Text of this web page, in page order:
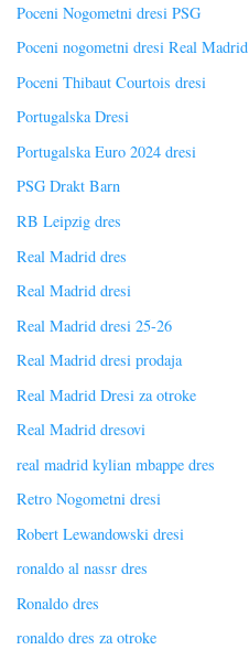
Poceni Nogometni dresi PSG
Poceni nogometni dresi Real Madrid
Poceni Thibaut Courtois dresi
Portugalska Dresi
Portugalska Euro 2024 dresi
PSG Drakt Barn
RB Leipzig dres
Real Madrid dres
Real Madrid dresi
Real Madrid dresi 25-26
Real Madrid dresi prodaja
Real Madrid Dresi za otroke
Real Madrid dresovi
real madrid kylian mbappe dres
Retro Nogometni dresi
Robert Lewandowski dresi
ronaldo al nassr dres
Ronaldo dres
ronaldo dres za otroke